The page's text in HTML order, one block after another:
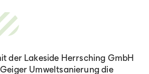
der Lakeside Herrsching GmbH
Umweltsanierung die